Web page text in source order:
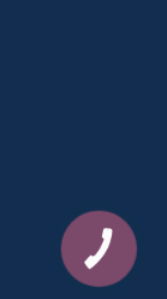
КНОПКА
ЗВ'ЯЗКУ